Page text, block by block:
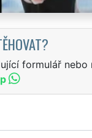
formulář nebo